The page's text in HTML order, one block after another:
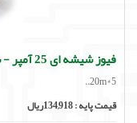
فیوز شیشه ای 25 آمپر - سایز کوچک - بسته 5 تایی
20m*5..
قیمت پایه :134,918ریال